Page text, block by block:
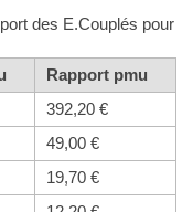
des E.Couplés pour
Rapport pmu
392,20 €
49,00 €
19,70 €